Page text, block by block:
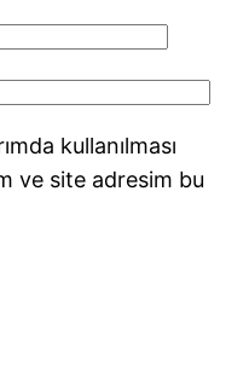
kullanılması
ve site adresim bu